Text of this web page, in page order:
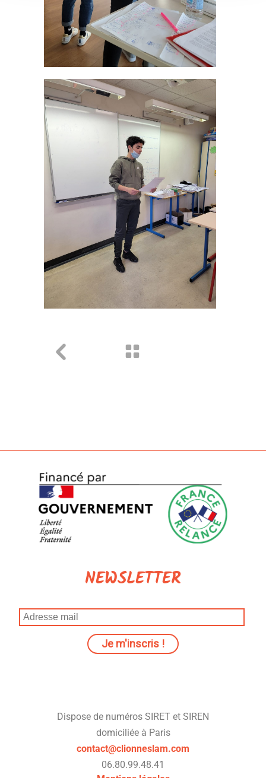
NEWSLETTER
Dispose de numéros SIRET et SIREN
domiciliée à Paris
contact@clionneslam.com
06.80.99.48.41